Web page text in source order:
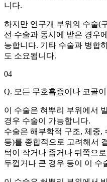
니다.
하지만 연구개 부위의 수술(
선 수술과 동시에 받은 경우
능합니다. 기타 수술과 병합
도 소요됩니다.
04
Q. 모든 무호흡증이나 코골
이 수술은 혀뿌리 부위에서
경우 수술이 가능합니다.
수술은 해부학적 구조, 체중,
등)를 종합적으로 고려해서
턱이 작거나 좁거나 뒤쪽으
두껍거나 큰 경우 등이 이 수